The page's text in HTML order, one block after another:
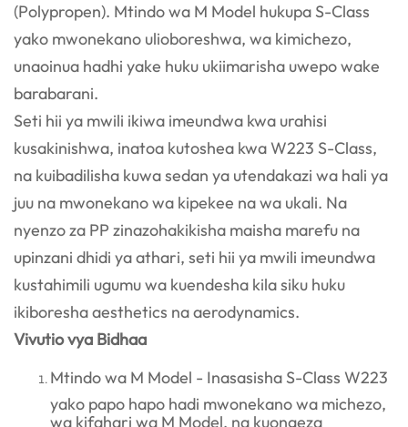
(Polypropen). Mtindo wa M Model hukupa S-Class
yako mwonekano ulioboreshwa, wa kimichezo,
unaoinua hadhi yake huku ukiimarisha uwepo wake
barabarani.
Seti hii ya mwili ikiwa imeundwa kwa urahisi
kusakinishwa, inatoa kutoshea kwa W223 S-Class,
na kuibadilisha kuwa sedan ya utendakazi wa hali ya
juu na mwonekano wa kipekee na wa ukali. Na
nyenzo za PP zinazohakikisha maisha marefu na
upinzani dhidi ya athari, seti hii ya mwili imeundwa
kustahimili ugumu wa kuendesha kila siku huku
ikiboresha aesthetics na aerodynamics.
Vivutio vya Bidhaa
Mtindo wa M Model - Inasasisha S-Class W223
yako papo hapo hadi mwonekano wa michezo,
wa kifahari wa M Model, na kuongeza